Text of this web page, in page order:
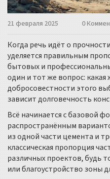
21 февраля 2025 0
Когда речь идёт о
уделяется правильным
бытовых и
один и тот же вопрос:
добросовестности этого
зависит долговечность
Всё начинается с базовой
распространённым
из одной части цемента и
классическая пропорция
различных проектов, будь
или благоустройство зоны